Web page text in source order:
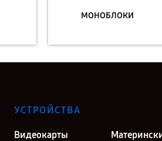
МОНОБЛОКИ
УСТРОЙСТВА
Видеокарты